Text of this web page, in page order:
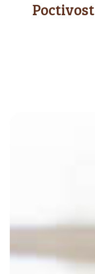
Poctivost